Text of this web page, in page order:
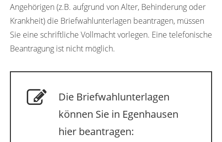
Angehörigen (z.B. aufgrund von Alter, Behinderung oder
Krankheit) die Briefwahlunterlagen beantragen, müssen
Sie eine schriftliche Vollmacht vorlegen. Eine telefonische
Beantragung ist nicht möglich.
Die Briefwahlunterlagen
können Sie in Egenhausen
hier beantragen: